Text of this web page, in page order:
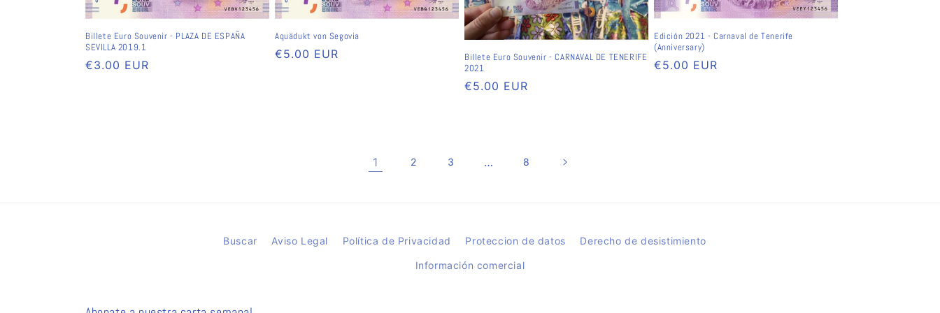
Billete Euro Souvenir - PLAZA DE ESPAÑA
SEVILLA 2019.1
Normaler
€3.00 EUR
Aquädukt von Segovia
Normaler
€5.00 EUR
Billete Euro Souvenir - CARNAVAL DE TENERIFE
2021
Normaler
€5.00 EUR
Edición 2021 - Carnaval de Tenerife
(Anniversary)
Normaler
€5.00 EUR
1 2 3 … 8
Buscar Aviso Legal Política de Privacidad Proteccion de datos Derecho de desistimiento
Información comercial